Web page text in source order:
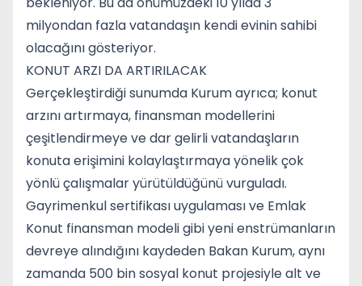
milyondan fazla vatandaşın kendi evinin sahibi
olacağını gösteriyor.
KONUT ARZI DA ARTIRILACAK
Gerçekleştirdiği sunumda Kurum ayrıca; konut
arzını artırmaya, finansman modellerini
çeşitlendirmeye ve dar gelirli vatandaşların
konuta erişimini kolaylaştırmaya yönelik çok
yönlü çalışmalar yürütüldüğünü vurguladı.
Gayrimenkul sertifikası uygulaması ve Emlak
Konut finansman modeli gibi yeni enstrümanların
devreye alındığını kaydeden Bakan Kurum, aynı
zamanda 500 bin sosyal konut projesiyle alt ve